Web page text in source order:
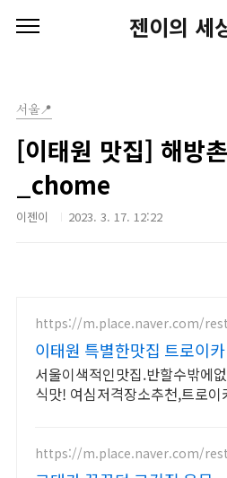
젠이의 세
서울📍
[이태원 맛집] 해방
_chome
이젠이 2023. 3. 17. 12:22
https://m.place.naver.com/
이태원 특별한맛집 트로이카
한날&기념일&로멘틱
서울이색적인맛집.반할수밖에
식맛! 여심저격장소추천,트로이
https://m.place.naver.com/